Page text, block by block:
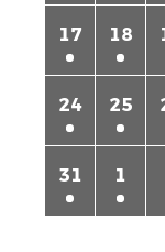
17 18
24 25
31 1